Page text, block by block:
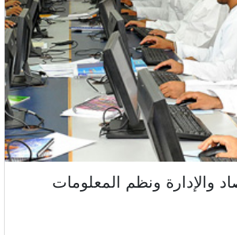
والإدارة ونظم المعلومات